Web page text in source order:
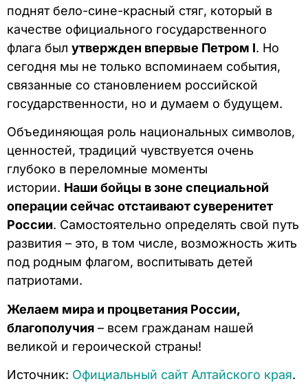
поднят бело-сине-красный стяг, который в
качестве официального государственного
флага был утвержден впервые Петром I. Но
сегодня мы не только вспоминаем события,
связанные со становлением российской
государственности, но и думаем о будущем.
Объединяющая роль национальных символов,
ценностей, традиций чувствуется очень
глубоко в переломные моменты
истории. Наши бойцы в зоне специальной
операции сейчас отстаивают суверенитет
России. Самостоятельно определять свой путь
развития – это, в том числе, возможность жить
под родным флагом, воспитывать детей
патриотами.
Желаем мира и процветания России,
благополучия – всем гражданам нашей
великой и героической страны!
Источник: Официальный сайт Алтайского края.